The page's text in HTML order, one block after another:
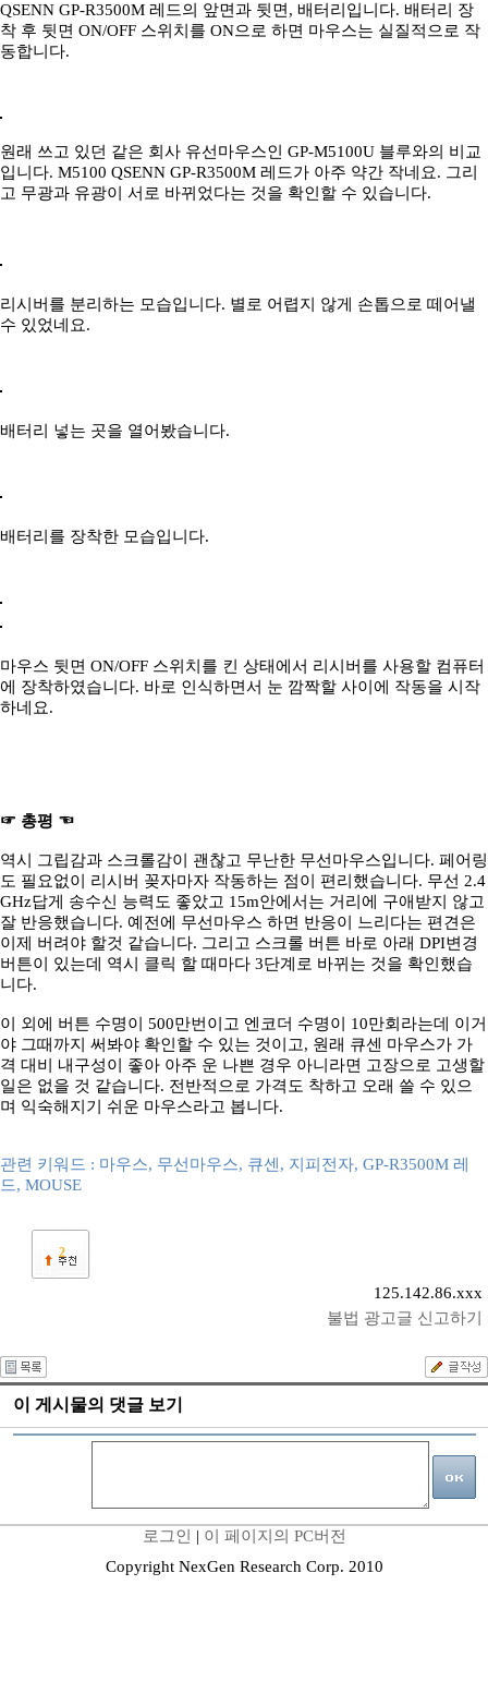
QSENN GP-R3500M 레드의 앞면과 뒷면, 배터리입니다. 배터리 장
착 후 뒷면 ON/OFF 스위치를 ON으로 하면 마우스는 실질적으로 작
동합니다.
원래 쓰고 있던 같은 회사 유선마우스인 GP-M5100U 블루와의 비교
입니다. M5100 QSENN GP-R3500M 레드가 아주 약간 작네요. 그리
고 무광과 유광이 서로 바뀌었다는 것을 확인할 수 있습니다.
리시버를 분리하는 모습입니다. 별로 어렵지 않게 손톱으로 떼어낼
수 있었네요.
배터리 넣는 곳을 열어봤습니다.
배터리를 장착한 모습입니다.
마우스 뒷면 ON/OFF 스위치를 킨 상태에서 리시버를 사용할 컴퓨터
에 장착하였습니다. 바로 인식하면서 눈 깜짝할 사이에 작동을 시작
하네요.
☞ 총평 ☜
역시 그립감과 스크롤감이 괜찮고 무난한 무선마우스입니다. 페어링
도 필요없이 리시버 꽂자마자 작동하는 점이 편리했습니다. 무선 2.4
GHz답게 송수신 능력도 좋았고 15m안에서는 거리에 구애받지 않고
잘 반응했습니다. 예전에 무선마우스 하면 반응이 느리다는 편견은
이제 버려야 할것 같습니다. 그리고 스크롤 버튼 바로 아래 DPI변경
버튼이 있는데 역시 클릭 할 때마다 3단계로 바뀌는 것을 확인했습
니다.
이 외에 버튼 수명이 500만번이고 엔코더 수명이 10만회라는데 이거
야 그때까지 써봐야 확인할 수 있는 것이고, 원래 큐센 마우스가 가
격 대비 내구성이 좋아 아주 운 나쁜 경우 아니라면 고장으로 고생할
일은 없을 것 같습니다. 전반적으로 가격도 착하고 오래 쓸 수 있으
며 익숙해지기 쉬운 마우스라고 봅니다.
관련 키워드 : 마우스, 무선마우스, 큐센, 지피전자, GP-R3500M 레
드, MOUSE
2
125.142.86.xxx
불법 광고글 신고하기
이 게시물의 댓글 보기
로그인 | 이 페이지의 PC버전
Copyright NexGen Research Corp. 2010